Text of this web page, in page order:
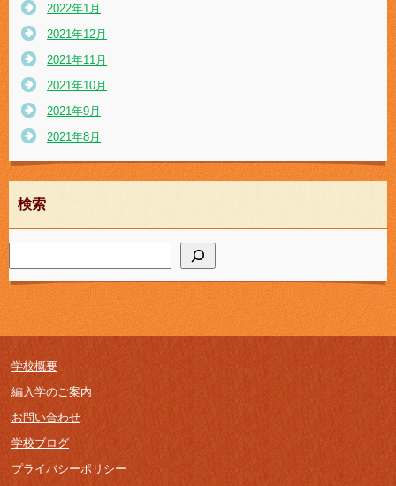
2022年1月
2021年12月
2021年11月
2021年10月
2021年9月
2021年8月
検索
学校概要
編入学のご案内
お問い合わせ
学校ブログ
プライバシーポリシー